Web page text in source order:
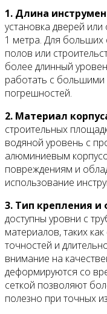
1. Длина
установка дверей
1 метра. Для больших
полов или
более длинный
работать с
погрешностей.
2. Материал
строительных
водяной уровень с
алюминиевым
повреждениям и
использование
3. Тип крепления
доступны уровни с
материалов, таких
точностей и
внимание на
деформируются со
сеткой позволяют
полезно при точных